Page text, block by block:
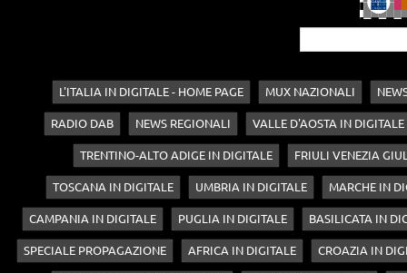
L'ITALIA IN DIGITALE - HOME PAGE MUX NAZIONALI
RADIO DAB NEWS REGIONALI VALLE D'AOSTA IN DIGITALE
TRENTINO-ALTO ADIGE IN DIGITALE FRIULI VENEZIA
TOSCANA IN DIGITALE UMBRIA IN DIGITALE MARCHE IN
CAMPANIA IN DIGITALE PUGLIA IN DIGITALE BASILICATA IN
SPECIALE PROPAGAZIONE AFRICA IN DIGITALE CROAZIA IN